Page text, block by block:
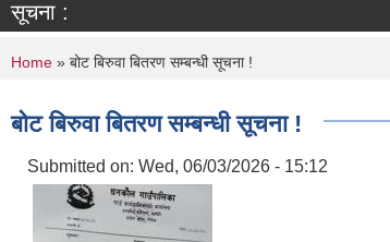
सूचना :
You are here
Home » बोट बिरुवा बितरण सम्बन्धी सूचना !
बोट बिरुवा बितरण सम्बन्धी सूचना !
Submitted on: Wed, 06/03/2026 - 15:12